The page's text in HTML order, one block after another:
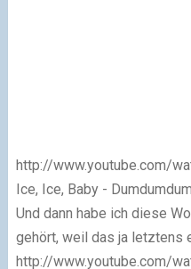
http://www.youtube.com/
Ice, Ice, Baby -
Und dann habe ich diese
gehört, weil das ja letztens
http://www.youtube.com/